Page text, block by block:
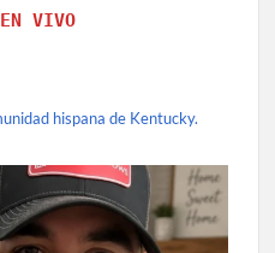
VIVO
hispana de Kentucky.